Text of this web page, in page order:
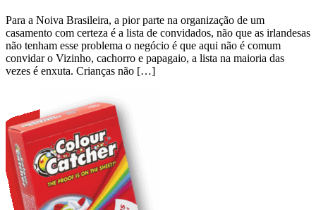
Para a Noiva Brasileira, a pior parte na organização de um
casamento com certeza é a lista de convidados, não que as irlandesas
não tenham esse problema o negócio é que aqui não é comum
convidar o Vizinho, cachorro e papagaio, a lista na maioria das
vezes é enxuta. Crianças não […]